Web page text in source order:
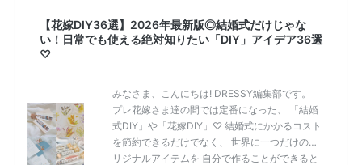
【花嫁DIY36選】2026年最新版◎結婚式だけじゃな
い！日常でも使える絶対知りたい「DIY」アイデア36選
♡
みなさま、こんにちは! DRESSY編集部です。
プレ花嫁さま達の間では定番になった、 「結婚
式DIY」や「花嫁DIY」♡ 結婚式にかかるコスト
を節約できるだけでなく、 世界に一つだけのオ
リジナルアイテムを 自分で作ることができると